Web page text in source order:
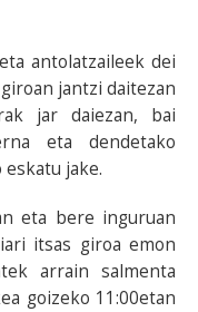
antolatzaileek dei
jantzi daitezan
jar daiezan, bai
eta dendetako
jake.
eta bere inguruan
itsas giroa emon
arrain salmenta
goizeko 11:00etan